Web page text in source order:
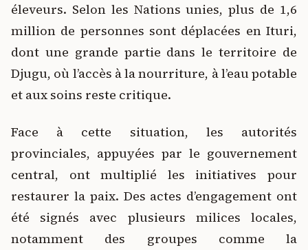
éleveurs. Selon les Nations unies, plus de 1,6
million de personnes sont déplacées en Ituri,
dont une grande partie dans le territoire de
Djugu, où l’accès à la nourriture, à l’eau potable
et aux soins reste critique.
Face à cette situation, les autorités
provinciales, appuyées par le gouvernement
central, ont multiplié les initiatives pour
restaurer la paix. Des actes d’engagement ont
été signés avec plusieurs milices locales,
notamment des groupes comme la